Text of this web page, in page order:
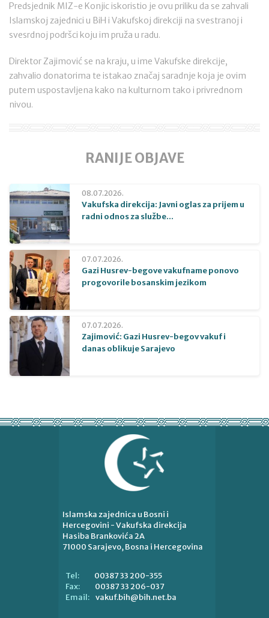
Predsjednik MIZ-e Konjic iskoristio je ovu priliku da se zahvali
Islamskoj zajednici u BiH i Vakufskoj direkciji na svestranoj i
svesrdnoj podršci koju im pruža u radu.
Direktor Zajimović se na kraju, u ime Vakufske direkcije,
zahvalio donatorima te istakao značaj saradnje koja je ovim
putem uspostavljena kako na kulturnom tako i privrednom
nivou.
RANIJE OBJAVE
08.07.2026.
Vakufska direkcija: Javni oglas za prijem u
radni odnos za službe...
07.07.2026.
Gazi Husrev-begove vakufname ponovo
progovorile bosanskim jezikom
07.07.2026.
Zajimović: Gazi Husrev-begov vakuf i
danas oblikuje Sarajevo
Islamska zajednica u Bosni i
Hercegovini - Vakufska direkcija
Hasiba Brankovića 2A
71000 Sarajevo, Bosna i Hercegovina
Tel:
00387 33 200-355
Fax:
00387 33 206-037
Email: vakuf.bih@bih.net.ba